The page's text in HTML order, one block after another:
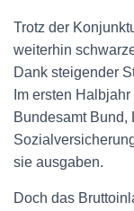
Trotz der
weiterhin
Dank steigender
Im ersten
Bundesamt Bund,
sie ausgaben.
Doch das